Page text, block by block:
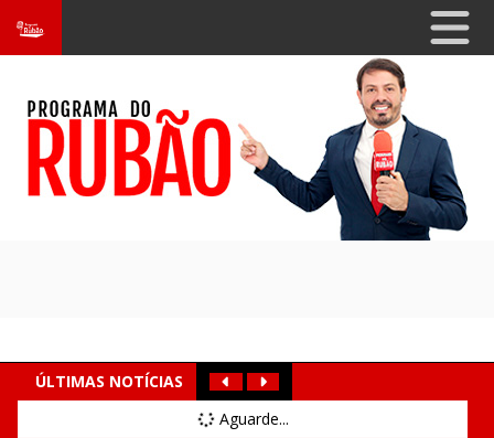
ÚLTIMAS NOTÍCIAS
Aguarde...